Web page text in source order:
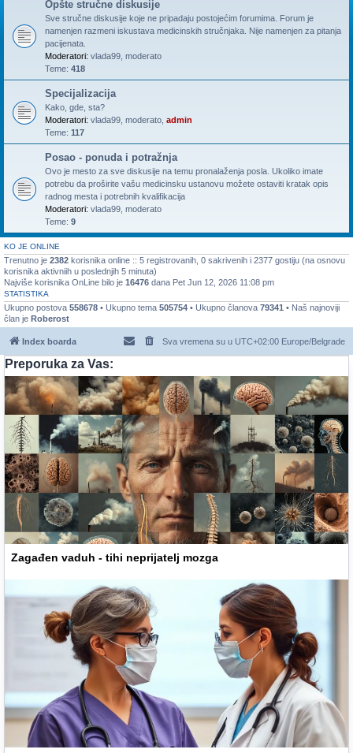
Opšte stručne diskusije
Sve stručne diskusije koje ne pripadaju postojećim forumima. Forum je
namenjen razmeni iskustava medicinskih stručnjaka. Nije namenjen za pitanja
pacijenata.
Moderatori: vlada99 moderato
Teme: 418
Specijalizacija
Kako, gde, sta?
Moderatori: vlada99 moderato admin
Teme: 117
Posao - ponuda i potražnja
Ovo je mesto za sve diskusije na temu pronalaženja posla. Ukoliko imate
potrebu da proširite vašu medicinsku ustanovu možete ostaviti kratak opis
radnog mesta i potrebnih kvalifikacija
Moderatori: vlada99 moderato
Teme: 9
KO JE ONLINE
Trenutno je 2382 korisnika online :: 5 registrovanih, 0 sakrivenih i 2377 gostiju (na osnovu
korisnika aktivniih u poslednjih 5 minuta)
Najviše korisnika OnLine bilo je 16476 dana Pet Jun 12, 2026 11:08 pm
STATISTIKA
Ukupno postova 558678 • Ukupno tema 505754 • Ukupno članova 79341 • Naš najnoviji
član je Roberost
Index boarda Sva vremena su u UTC+02:00 Europe/Belgrade
Preporuka za Vas:
Zagađen vaduh - tihi neprijatelj mozga